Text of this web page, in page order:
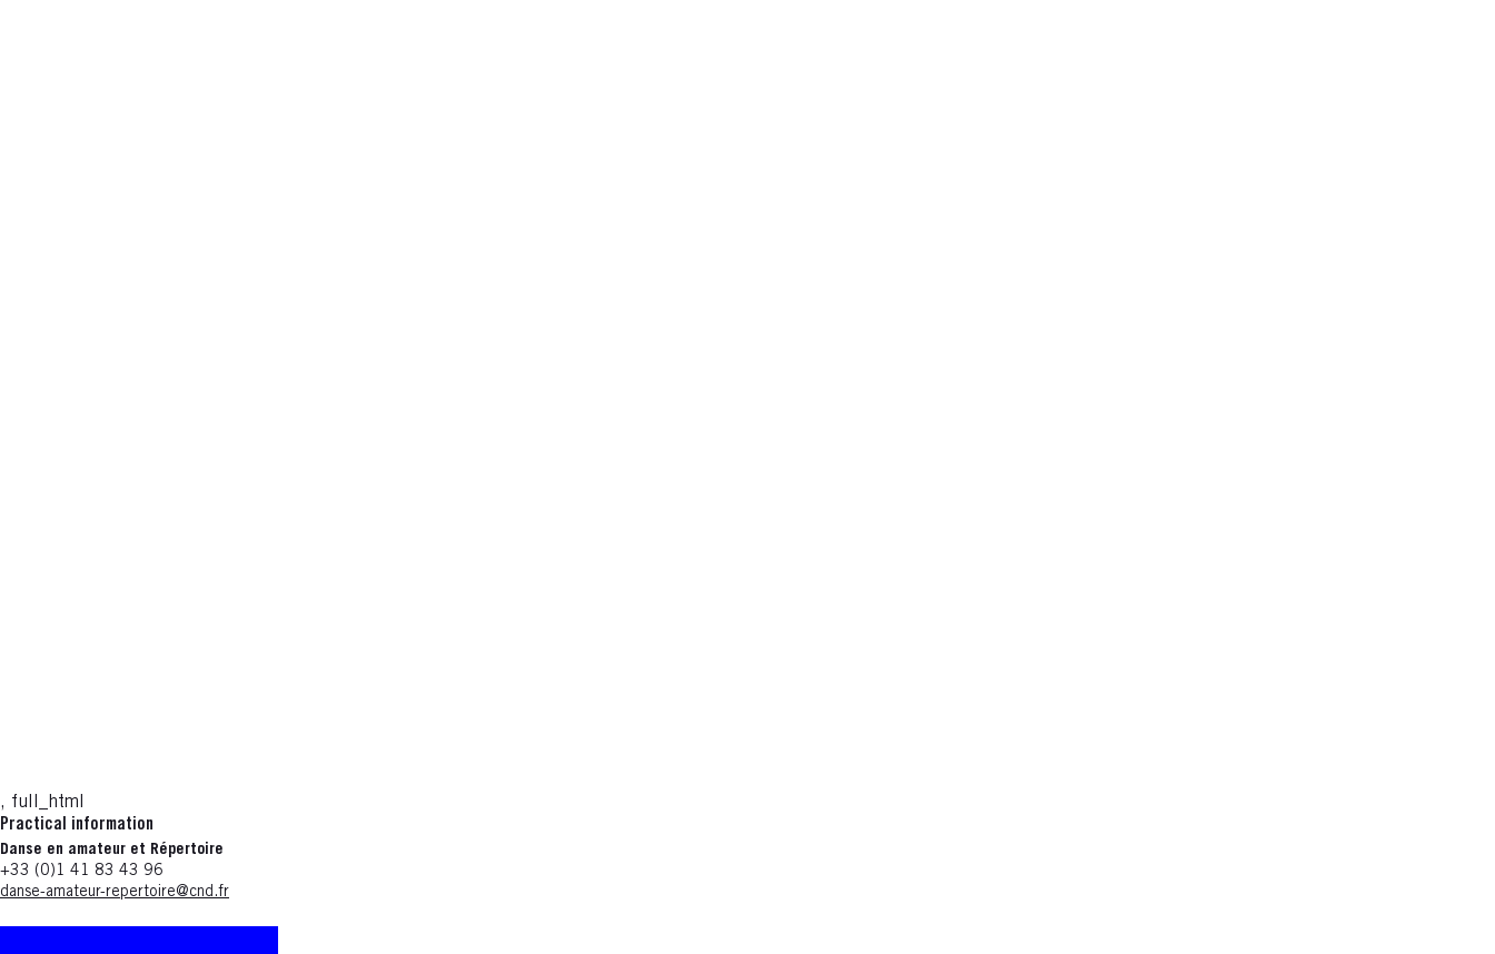
, full_html
Practical information
Danse en amateur et Répertoire
+33 (0)1 41 83 43 96
danse-amateur-repertoire@cnd.fr